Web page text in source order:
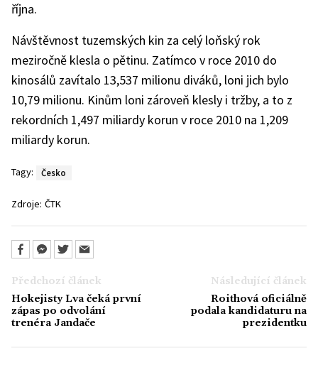
října.
Návštěvnost tuzemských kin za celý loňský rok
meziročně klesla o pětinu. Zatímco v roce 2010 do
kinosálů zavítalo 13,537 milionu diváků, loni jich bylo
10,79 milionu. Kinům loni zároveň klesly i tržby, a to z
rekordních 1,497 miliardy korun v roce 2010 na 1,209
miliardy korun.
Tagy: Česko
Zdroje: ČTK
Předchozí článek
Hokejisty Lva čeká první
zápas po odvolání
trenéra Jandače
Následující článek
Roithová oficiálně
podala kandidaturu na
prezidentku